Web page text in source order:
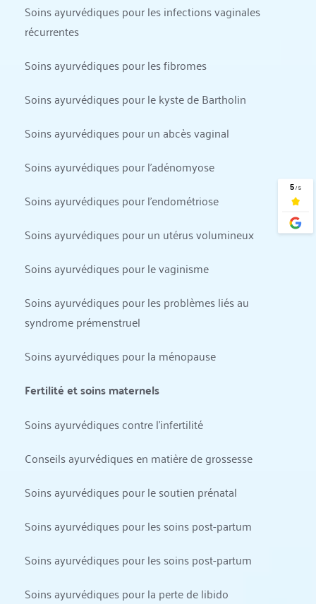
Soins ayurvédiques pour les infections vaginales
récurrentes
Soins ayurvédiques pour les fibromes
Soins ayurvédiques pour le kyste de Bartholin
Soins ayurvédiques pour un abcès vaginal
Soins ayurvédiques pour l'adénomyose
Soins ayurvédiques pour l'endométriose
Soins ayurvédiques pour un utérus volumineux
Soins ayurvédiques pour le vaginisme
Soins ayurvédiques pour les problèmes liés au
syndrome prémenstruel
Soins ayurvédiques pour la ménopause
Fertilité et soins maternels
Soins ayurvédiques contre l'infertilité
Conseils ayurvédiques en matière de grossesse
Soins ayurvédiques pour le soutien prénatal
Soins ayurvédiques pour les soins post-partum
Soins ayurvédiques pour les soins post-partum
Soins ayurvédiques pour la perte de libido